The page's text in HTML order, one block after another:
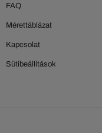
FAQ
Mérettáblázat
Kapcsolat
Sütibeállítások